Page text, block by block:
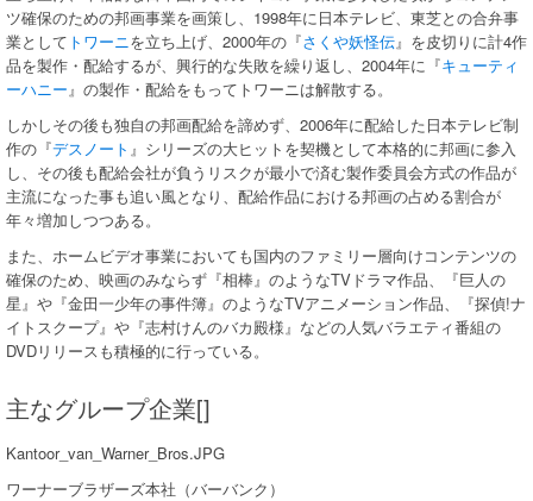
ツ確保のための邦画事業を画策し、1998年に日本テレビ、東芝との合弁事
業として トワーニを立ち上げ、2000年の『さくや妖怪伝』を皮切りに計4作
品を製作・配給するが、興行的な失敗を繰り返し、2004年に『キューティ
ーハニー』の製作・配給をもってトワーニは解散する。
しかしその後も独自の邦画配給を諦めず、2006年に配給した日本テレビ制
作の『デスノート 』シリーズの大ヒットを契機として本格的に邦画に参入
し、その後も配給会社が負うリスクが最小で済む製作委員会方式の作品が
主流になった事も追い風となり、配給作品における邦画の占める割合が
年々増加しつつある。
また、ホームビデオ事業においても国内のファミリー層向けコンテンツの
確保のため、映画のみならず『相棒』のようなTVドラマ作品、『巨人の
星』や『金田一少年の事件簿』のようなTVアニメーション作品、『探偵!ナ
イトスクープ』や『志村けんのバカ殿様』などの人気バラエティ番組の
DVDリリースも積極的に行っている。
主なグループ企業[]
Kantoor_van_Warner_Bros.JPG
ワーナーブラザーズ本社（バーバンク）